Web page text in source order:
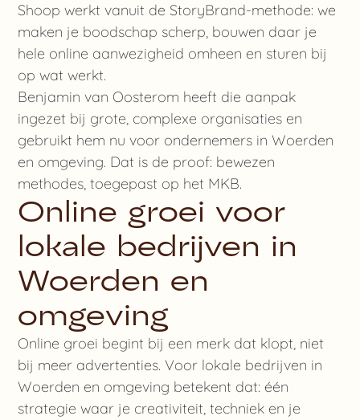
Shoop werkt vanuit de StoryBrand-methode: we
maken je boodschap scherp, bouwen daar je
hele online aanwezigheid omheen en sturen bij
op wat werkt.
Benjamin van Oosterom heeft die aanpak
ingezet bij grote, complexe organisaties en
gebruikt hem nu voor ondernemers in Woerden
en omgeving. Dat is de proof: bewezen
methodes, toegepast op het MKB.
Online groei voor
lokale bedrijven in
Woerden en
omgeving
Online groei begint bij een merk dat klopt, niet
bij meer advertenties. Voor lokale bedrijven in
Woerden en omgeving betekent dat: één
strategie waar je creativiteit, techniek en je